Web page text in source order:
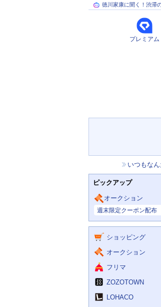
徳川家康に聞く！渋滞
プレミアム
ら
せ
いつもな
ピックアップ
オークション
週末限定クーポン配布
サ
ビ
ショッピング
オークション
フリマ
ZOZOTOWN
LOHACO